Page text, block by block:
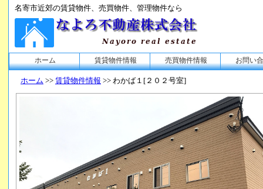
名寄市近郊の賃貸物件、売買物件、管理物件なら
ホーム 賃貸物件情報 売買物件情報 お問い
ホーム >> 賃貸物件情報 >> わかば１[２０２号室]